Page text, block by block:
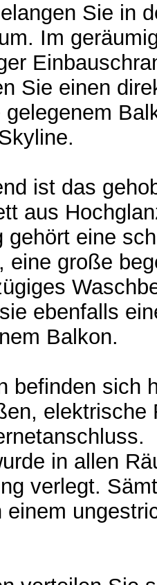
Sie in
Im
Sie einen
ist das
aus
gehört eine
eine große
ebenfalls
Balkon.
befinden sich
elektrische
in allen
verlegt.
einem